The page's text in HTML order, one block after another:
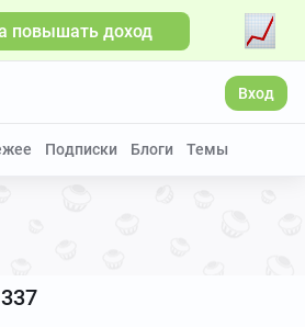
повышать доход
Вход
Подписки Блоги Темы